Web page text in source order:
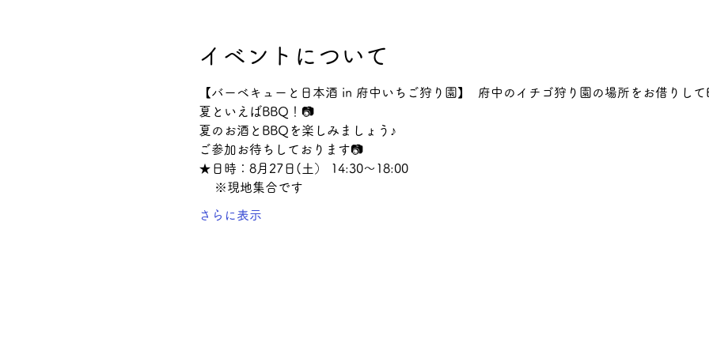
イベントについて
【バーベキューと日本酒 in 府中いちご狩り園】  府中のイチゴ狩り園の場所をお借りして
夏といえばBBQ！📷
夏のお酒とBBQを楽しみましょう♪
ご参加お待ちしております📷
★日時：8月27日(土） 14:30～18:00
※現地集合です
さらに表示